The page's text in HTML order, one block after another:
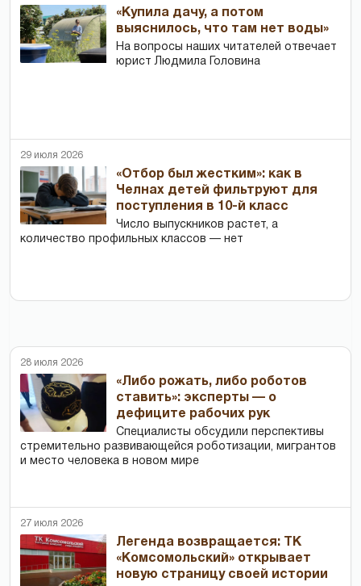
«Купила дачу, а потом
выяснилось, что там нет воды»
На вопросы наших читателей отвечает
юрист Людмила Головина
29 июля 2026
«Отбор был жестким»: как в
Челнах детей фильтруют для
поступления в 10-й класс
Число выпускников растет, а
количество профильных классов — нет
28 июля 2026
«Либо рожать, либо роботов
ставить»: эксперты — о
дефиците рабочих рук
Специалисты обсудили перспективы
стремительно развивающейся роботизации, мигрантов
и место человека в новом мире
27 июля 2026
Легенда возвращается: ТК
«Комсомольский» открывает
новую страницу своей истории